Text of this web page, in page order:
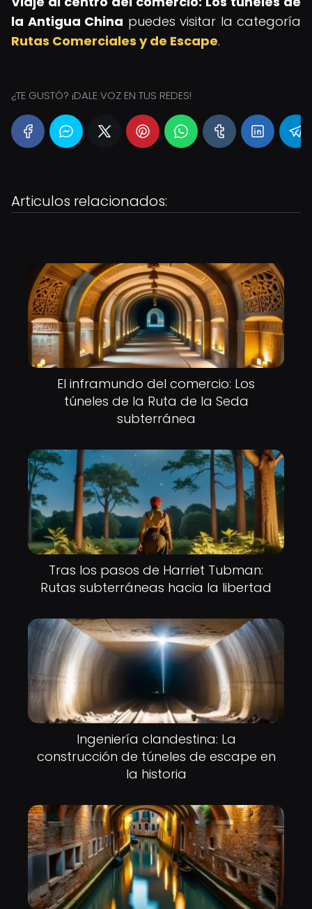
la Antigua China puedes visitar la categoría
Rutas Comerciales y de Escape.
¿TE GUSTÓ? ¡DALE VOZ EN TUS REDES!
Articulos relacionados:
El inframundo del comercio: Los
túneles de la Ruta de la Seda
subterránea
Tras los pasos de Harriet Tubman:
Rutas subterráneas hacia la libertad
Ingeniería clandestina: La
construcción de túneles de escape en
la historia